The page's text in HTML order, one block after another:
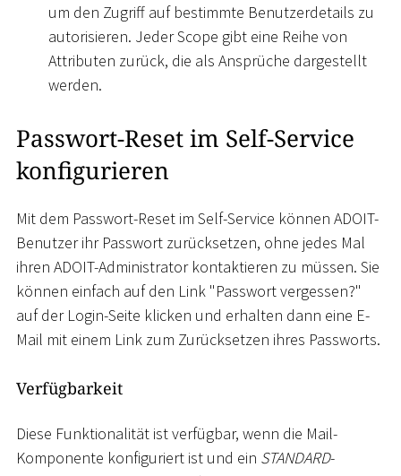
um den Zugriff auf bestimmte Benutzerdetails zu
autorisieren. Jeder Scope gibt eine Reihe von
Attributen zurück, die als Ansprüche dargestellt
werden.
Passwort-Reset im Self-Service
konfigurieren
Mit dem Passwort-Reset im Self-Service können ADOIT-
Benutzer ihr Passwort zurücksetzen, ohne jedes Mal
ihren ADOIT-Administrator kontaktieren zu müssen. Sie
können einfach auf den Link "Passwort vergessen?"
auf der Login-Seite klicken und erhalten dann eine E-
Mail mit einem Link zum Zurücksetzen ihres Passworts.
Verfügbarkeit
Diese Funktionalität ist verfügbar, wenn die Mail-
Komponente konfiguriert ist und ein STANDARD-